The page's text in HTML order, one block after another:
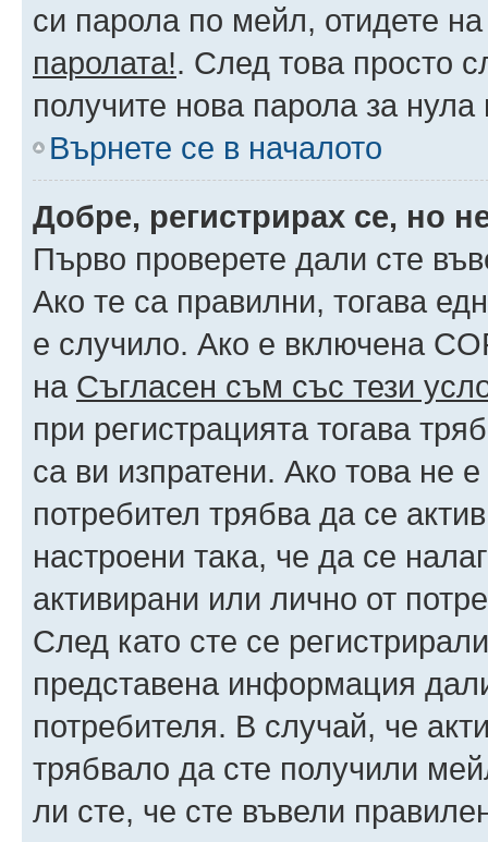
си парола по мейл, отидете
паролата!. След това просто
получите нова парола за
Върнете се в началото
Добре, регистрирах се, но
Първо проверете дали сте
Ако те са правилни, тогава
е случило. Ако е включена
на Съгласен съм със тези
при регистрацията тогава
са ви изпратени. Ако това не
потребител трябва да се
настроени така, че да се
активирани или лично от
След като сте се
представена информация
потребителя. В случай, че
трябвало да сте получили
ли сте, че сте въвели